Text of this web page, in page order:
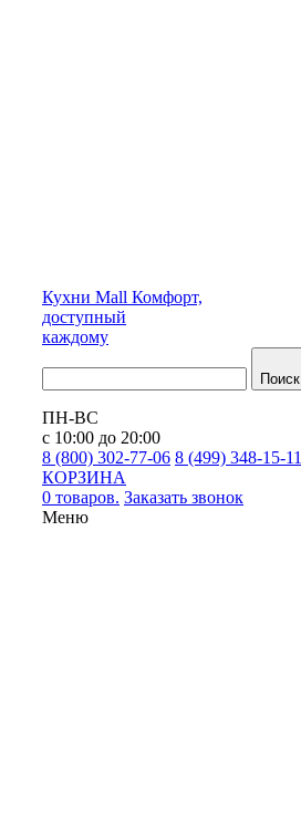
Кухни Mall Комфорт,
доступный
каждому
Поиск
ПН-ВС
с 10:00 до 20:00
8 (800) 302-77-06 8 (499) 348-15-11
КОРЗИНА
0 товаров. Заказать звонок
Меню